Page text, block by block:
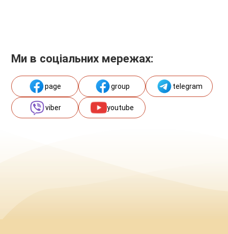
Ми в соціальних мережах:
page group telegram
viber youtube